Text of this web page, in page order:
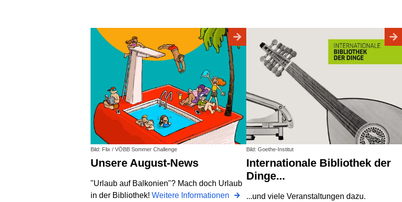
Bild: Flix / VÖBB Sommer Challenge
Unsere August-News
"Urlaub auf Balkonien"? Mach doch Urlaub
in der Bibliothek! Weitere Informationen
Bild: Goethe-Institut
Internationale Bibliothek der
Dinge...
...und viele Veranstaltungen dazu.